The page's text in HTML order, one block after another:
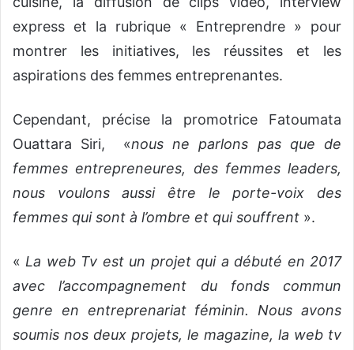
express et la rubrique « Entreprendre » pour
montrer les initiatives, les réussites et les
aspirations des femmes entreprenantes.
Cependant, précise la promotrice Fatoumata
Ouattara Siri, «nous ne parlons pas que de
femmes entrepreneures, des femmes leaders,
nous voulons aussi être le porte-voix des
femmes qui sont à l’ombre et qui souffrent ».
«La web Tv est un projet qui a débuté en 2017
avec l’accompagnement du fonds commun
genre en entreprenariat féminin. Nous avons
soumis nos deux projets, le magazine, la web tv